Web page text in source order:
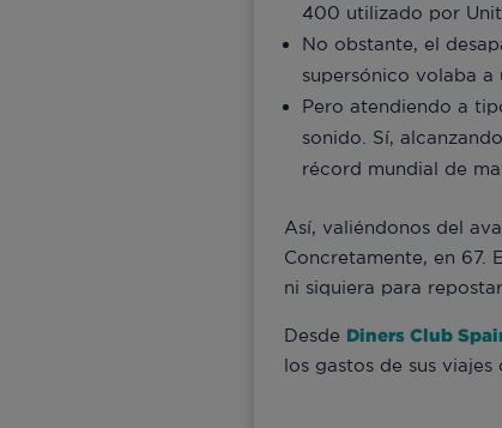
400 utilizado por
No obstante, el
supersónico volaba
Pero atendiendo a
sonido. Sí,
récord mundial de
Así, valiéndonos del
Concretamente, en 67.
ni siquiera para repostar.
Desde Diners Club
los gastos de sus